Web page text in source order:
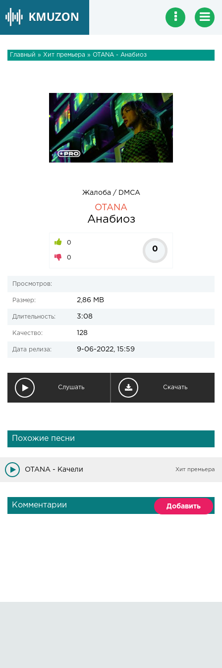
Главный » Хит премьера » OTANA - Анабиоз
Жалоба / DMCA
OTANA
Анабиоз
0
0
0
Просмотров:
Размер: 2,86 MB
Длительность: 3:08
Качество: 128
Дата релиза: 9-06-2022, 15:59
Слушать Скачать
Похожие песни
OTANA - Качели Хит премьера
Комментарии Добавить